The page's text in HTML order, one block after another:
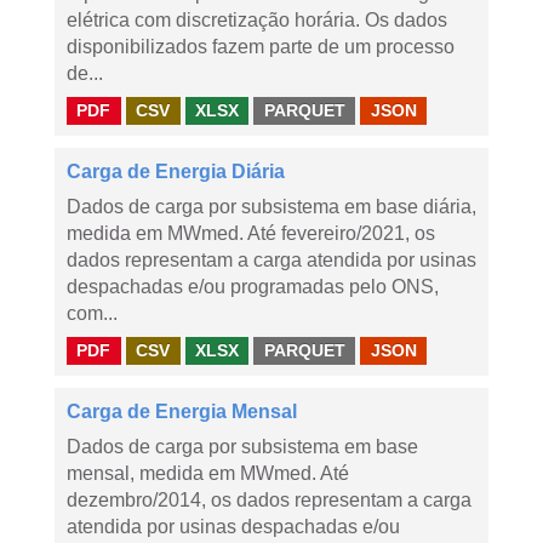
elétrica com discretização horária. Os dados
disponibilizados fazem parte de um processo
de...
PDF CSV XLSX PARQUET JSON
Carga de Energia Diária
Dados de carga por subsistema em base diária,
medida em MWmed. Até fevereiro/2021, os
dados representam a carga atendida por usinas
despachadas e/ou programadas pelo ONS,
com...
PDF CSV XLSX PARQUET JSON
Carga de Energia Mensal
Dados de carga por subsistema em base
mensal, medida em MWmed. Até
dezembro/2014, os dados representam a carga
atendida por usinas despachadas e/ou